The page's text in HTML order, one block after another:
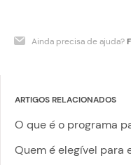
Ainda precisa de ajuda?
ARTIGOS RELACIONADOS
O que é o programa
Quem é elegível para